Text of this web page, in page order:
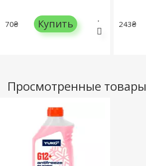
70₴ Купить 243₴
Просмотренные товары